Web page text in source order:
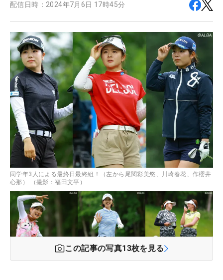
配信日時： 2024年7月6日 17時45分
同学年3人による最終日最終組！（左から尾関彩美悠、川崎春花、作櫻井
心那） （撮影：福田文平）
この記事の写真13枚を見る